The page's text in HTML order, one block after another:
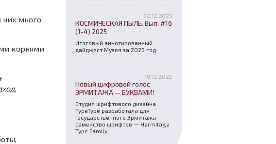
них много
корнями
22.12.2025
КОСМИЧЕСКАЯ ПЫЛЬ. Вып. #16
(1-4) 2025
Итоговый аннотированный
дайджест Музея за 2025 год.
19.12.2025
Новый цифровой голос
ЭРМИТАЖА — БУКВАМИ!
Студия шрифтового дизайна
TypeType разработала для
Государственного Эрмитажа
семейство шрифтов — Hermitage
Type Family.